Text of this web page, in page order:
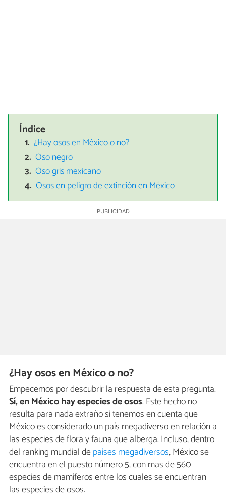
Índice
¿Hay osos en México o no?
Oso negro
Oso gris mexicano
Osos en peligro de extinción en México
¿Hay osos en México o no?
Empecemos por descubrir la respuesta de esta pregunta.
Sí, en México hay especies de osos. Este hecho no
resulta para nada extraño si tenemos en cuenta que
México es considerado un país megadiverso en relación a
las especies de flora y fauna que alberga. Incluso, dentro
del ranking mundial depaíses megadiversos, México se
encuentra en el puesto número 5, con mas de 560
especies de mamíferos entre los cuales se encuentran
las especies de osos.